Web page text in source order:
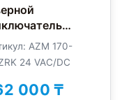
AZM170-
24VAC/DC
AZM 170-
24 VAC/DC
000 ₸